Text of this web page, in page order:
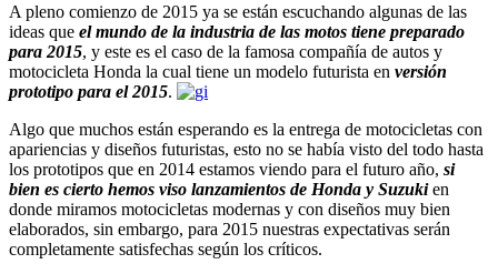
A pleno comienzo de 2015 ya se están escuchando algunas de las
ideas que el mundo de la industria de las motos tiene preparado
para 2015, y este es el caso de la famosa compañía de autos y
motocicleta Honda la cual tiene un modelo futurista en versión
prototipo para el 2015.
Algo que muchos están esperando es la entrega de motocicletas con
apariencias y diseños futuristas, esto no se había visto del todo hasta
los prototipos que en 2014 estamos viendo para el futuro año, si
bien es cierto hemos viso lanzamientos de Honda y Suzukien
donde miramos motocicletas modernas y con diseños muy bien
elaborados, sin embargo, para 2015 nuestras expectativas serán
completamente satisfechas según los críticos.